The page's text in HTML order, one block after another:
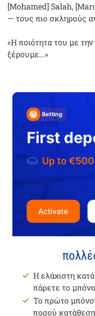
[Mohamed] Salah,
— τους πιο σκληρούς
«Η ποιότητα του με την
ξέρουμε…»
Η ελάχιστη
πάρετε το
Το πρώτο
ποσού